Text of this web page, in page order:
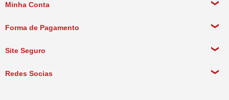
Política de Pagamento
Política de Entrega
Minha Conta
Forma de Pagamento
Site Seguro
Redes Socias